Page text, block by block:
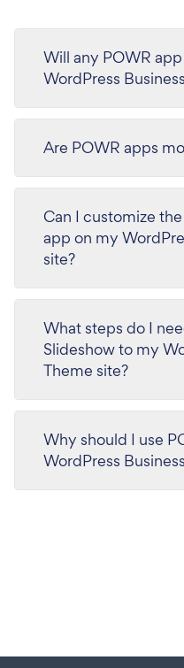
Will any POWR
WordPress
Are POWR apps
Can I customize
app on my
site?
What steps do I
Slideshow to my
Theme site?
Why should I use
WordPress